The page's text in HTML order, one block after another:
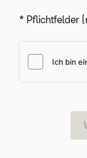
* Pflichtfelder